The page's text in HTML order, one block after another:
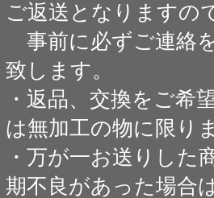
ご返送となりますの
事前に必ずご連絡
致します。
・返品、交換をご希
は無加工の物に限り
・万が一お送りした
期不良があった場合